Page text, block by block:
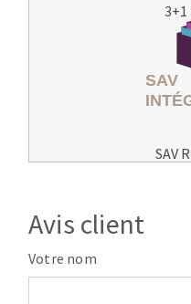
SAV
Avis client
Votre nom